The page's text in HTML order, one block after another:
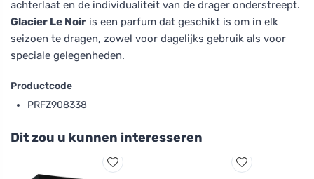
achterlaat en de individualiteit van de drager onderstreept.
Glacier Le Noir is een parfum dat geschikt is om in elk
seizoen te dragen, zowel voor dagelijks gebruik als voor
speciale gelegenheden.
Productcode
PRFZ908338
Dit zou u kunnen interesseren